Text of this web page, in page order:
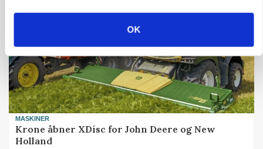
OK
MASKINER
Krone åbner XDisc for John Deere og New
Holland